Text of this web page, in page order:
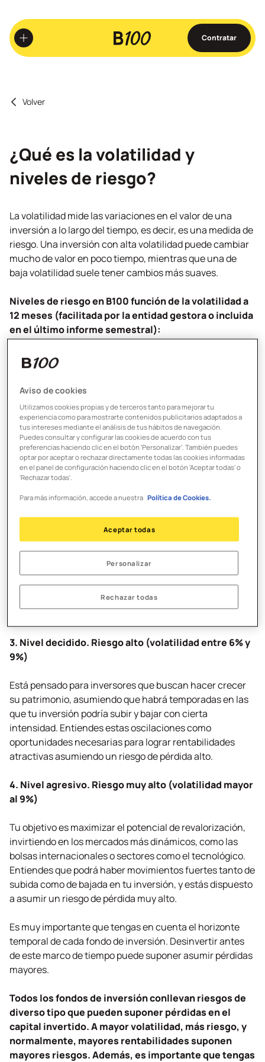
Ir
al
contenido
principal
Contratar
Volver
¿Qué es la volatilidad y
niveles de riesgo?
La volatilidad mide las variaciones en el valor de una
inversión a lo largo del tiempo, es decir, es una medida de
riesgo. Una inversión con alta volatilidad puede cambiar
mucho de valor en poco tiempo, mientras que una de
baja volatilidad suele tener cambios más suaves.
Niveles de riesgo en B100 función de la volatilidad a
12 meses (facilitada por la entidad gestora o incluida
en el último informe semestral):
1. Nivel conservador. Riesgo bajo (volatilidad menor
a 3%)
rentabilidad pero, con los mínimos sobresaltos posibles.
Es la mejor opción si buscas una alternativa al ahorro
tradicional pero no quieres ver oscilaciones bruscas en
tu inversión y estás dispuesto a asumir un potencial
riesgo de pérdida bajo.
2. Nivel moderado. Riesgo medio (volatilidad entre
3% y 6%)
Buscas un equilibrio: aspiras a obtener una rentabilidad
variaciones en el valor por lo que estás dispuesto a
asumir un riesgo de pérdida medio. Es perfecto si
comprendes que para ganar un poco más, debes
3. Nivel decidido. Riesgo alto (volatilidad entre 6% y
9%)
Está pensado para inversores que buscan hacer crecer
su patrimonio, asumiendo que habrá temporadas en las
que tu inversión podría subir y bajar con cierta
intensidad. Entiendes estas oscilaciones como
oportunidades necesarias para lograr rentabilidades
atractivas asumiendo un riesgo de pérdida alto.
4. Nivel agresivo. Riesgo muy alto (volatilidad mayor
al 9%)
Tu objetivo es maximizar el potencial de revalorización,
invirtiendo en los mercados más dinámicos, como las
bolsas internacionales o sectores como el tecnológico.
Entiendes que podrá haber movimientos fuertes tanto de
subida como de bajada en tu inversión, y estás dispuesto
a asumir un riesgo de pérdida muy alto.
Es muy importante que tengas en cuenta el horizonte
temporal de cada fondo de inversión. Desinvertir antes
de este marco de tiempo puede suponer asumir pérdidas
mayores.
Todos los fondos de inversión conllevan riesgos de
diverso tipo que pueden suponer pérdidas en el
capital invertido. A mayor volatilidad, más riesgo, y
normalmente, mayores rentabilidades suponen
mayores riesgos. Además, es importante que tengas
Aviso de cookies
Utilizamos cookies propias y de terceros tanto para mejorar tu
experiencia como para mostrarte contenidos publicitarios adaptados a
tus intereses mediante el análisis de tus hábitos de navegación.
Puedes consultar y configurar las cookies de acuerdo con tus
preferencias haciendo clic en el botón 'Personalizar'. También puedes
optar por aceptar o rechazar directamente todas las cookies informadas
en el panel de configuración haciendo clic en el botón 'Aceptar todas' o
'Rechazar todas'.
Para más información, accede a nuestra Política de Cookies.
Rechazar todas
Personalizar
Aceptar todas